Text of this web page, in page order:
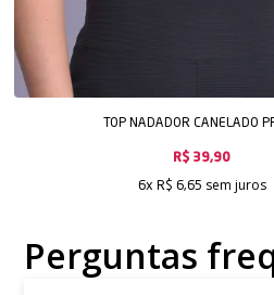
TOP NADADOR CANELADO
R$ 39,90
6x R$ 6,65 sem juros
Perguntas